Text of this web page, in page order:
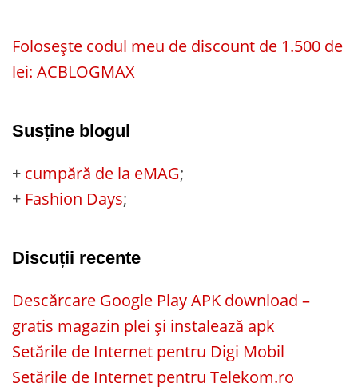
Folosește codul meu de discount de 1.500 de
lei: ACBLOGMAX
Susține blogul
+ cumpără de la eMAG;
+ Fashion Days;
Discuții recente
Descărcare Google Play APK download –
gratis magazin plei și instalează apk
Setările de Internet pentru Digi Mobil
Setările de Internet pentru Telekom.ro